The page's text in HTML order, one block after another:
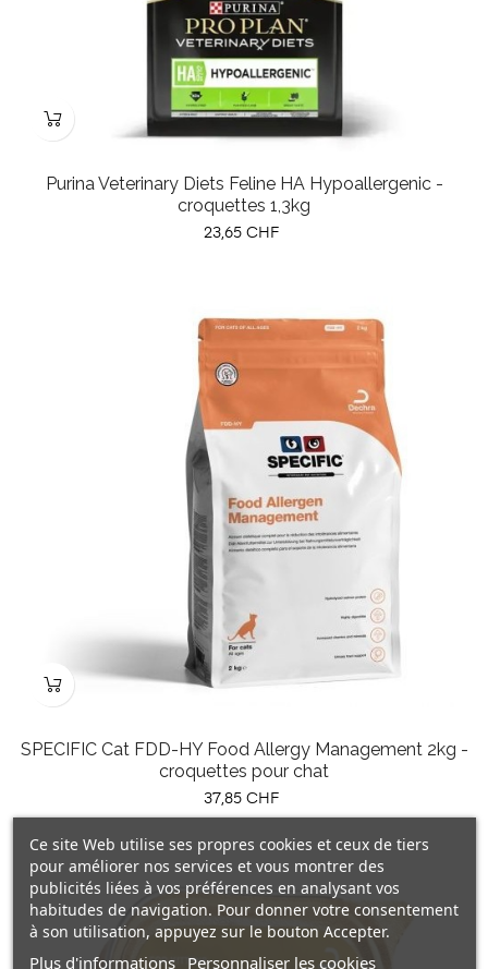
Purina Veterinary Diets Feline HA Hypoallergenic -
croquettes 1,3kg
Prix
23,65 CHF
SPECIFIC Cat FDD-HY Food Allergy Management 2kg -
croquettes pour chat
Prix
37,85 CHF
Ce site Web utilise ses propres cookies et ceux de tiers
pour améliorer nos services et vous montrer des
publicités liées à vos préférences en analysant vos
habitudes de navigation. Pour donner votre consentement
à son utilisation, appuyez sur le bouton Accepter.
Plus d'informations Personnaliser les cookies